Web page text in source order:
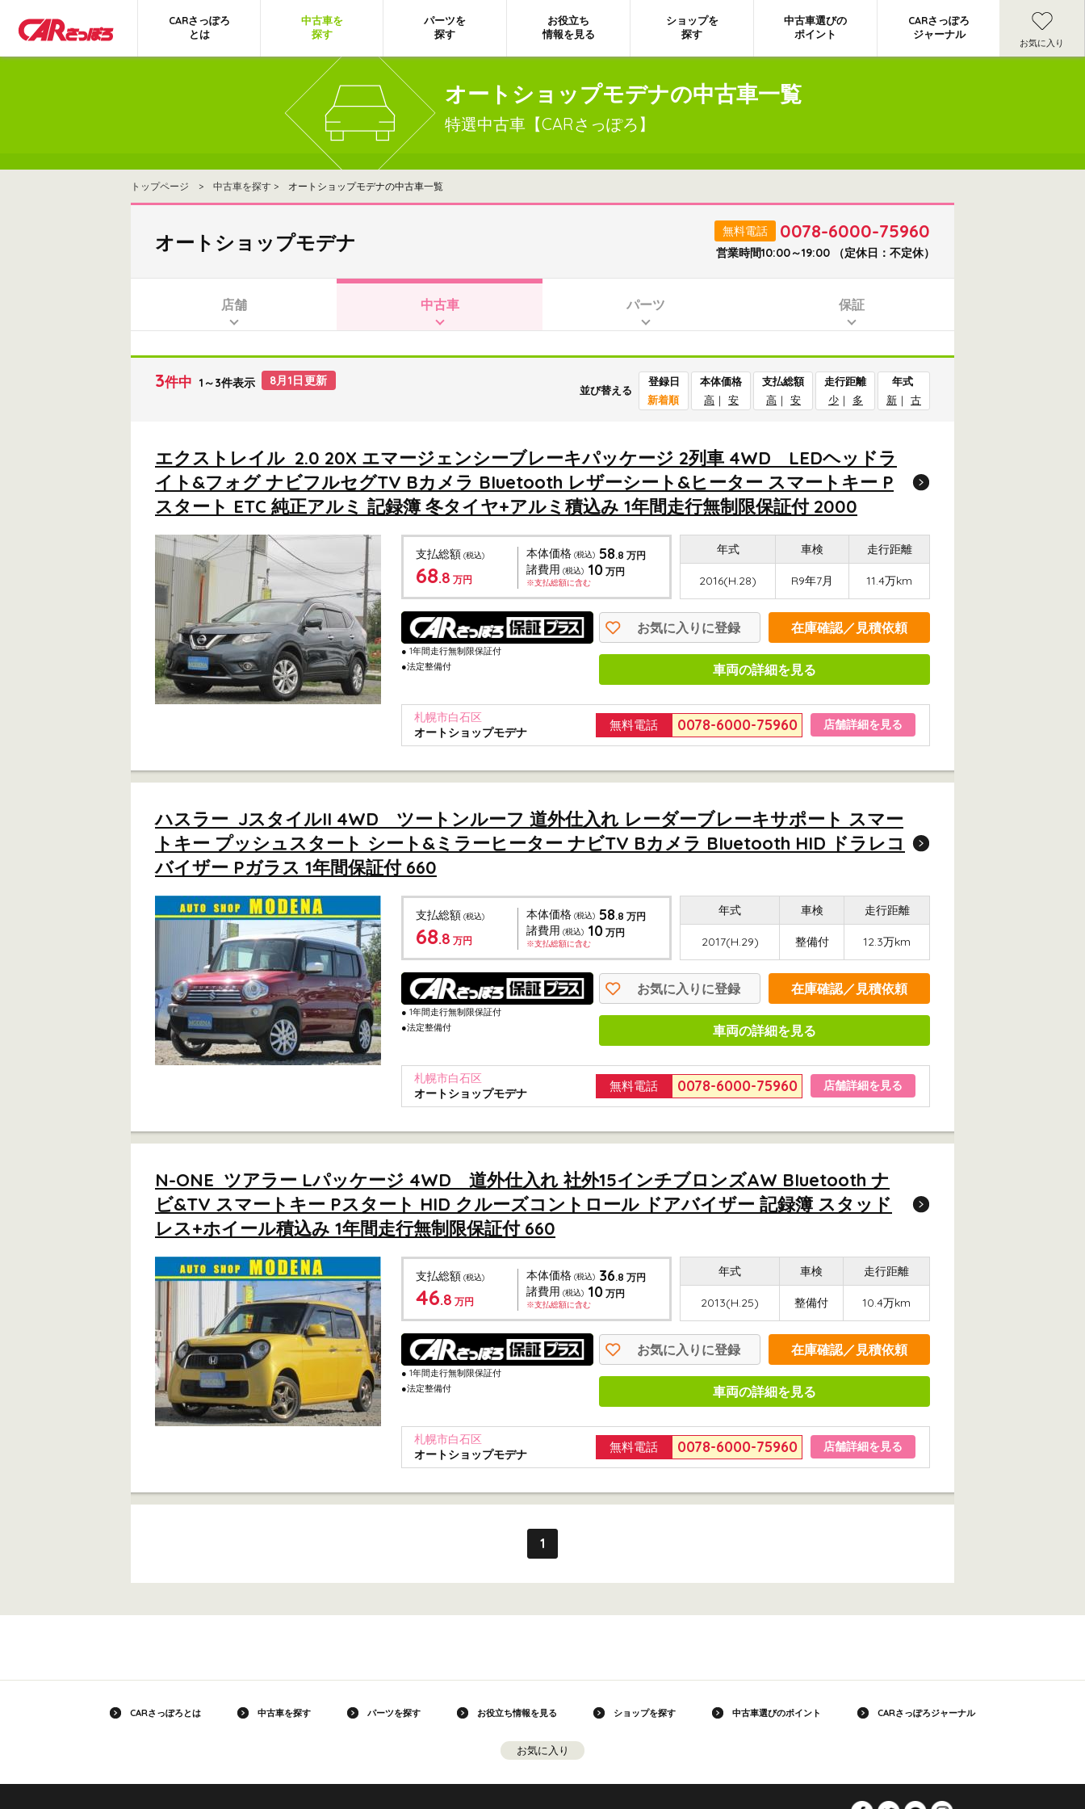
CARさっぽろ
とは
中古車を
探す
パーツを
探す
お役立ち
情報を見る
ショップを
探す
中古車選びの
ポイント
CARさっぽろ
ジャーナル
お気に入り
オートショップモデナの中古車一覧
特選中古車【CARさっぽろ】
トップページ > 中古車を探す > オートショップモデナの中古車一覧
オートショップモデナ 無料電話 0078-6000-75960
営業時間10:00～19:00 （定休日：不定休）
店舗 中古車 パーツ 保証
3件中 1～3件表示 8月1日更新
並び替える
登録日
新着順
本体価格
高 ｜ 安
支払総額
高 ｜ 安
走行距離
少 ｜ 多
年式
新 ｜ 古
エクストレイル 2.0 20X エマージェンシーブレーキパッケージ 2列車 4WD LEDヘッドラ
イト&フォグ ナビフルセグTV Bカメラ BIuetooth レザーシート&ヒーター スマートキー P
スタート ETC 純正アルミ 記録簿 冬タイヤ+アルミ積込み 1年間走行無制限保証付 2000
● 1年間走行無制限保証付
●法定整備付
支払総額 (税込)
68.8 万円
本体価格(税込) 58.8 万円
諸費用 (税込) 10万円
※支払総額に含む
年式 車検 走行距離
2016(H.28) R9年7月 11.4万km
お気に入りに登録 在庫確認／見積依頼
車両の詳細を見る
札幌市白石区
オートショップモデナ
無料電話 0078-6000-75960 店舗詳細を見る
ハスラー JスタイルII 4WD ツートンルーフ 道外仕入れ レーダーブレーキサポート スマー
トキー プッシュスタート シート&ミラーヒーター ナビTV Bカメラ BIuetooth HID ドラレコ
バイザー Pガラス 1年間保証付 660
● 1年間走行無制限保証付
●法定整備付
支払総額 (税込)
68.8 万円
本体価格(税込) 58.8 万円
諸費用 (税込) 10万円
※支払総額に含む
年式 車検 走行距離
2017(H.29) 整備付 12.3万km
お気に入りに登録 在庫確認／見積依頼
車両の詳細を見る
札幌市白石区
オートショップモデナ
無料電話 0078-6000-75960 店舗詳細を見る
N-ONE ツアラー Lパッケージ 4WD 道外仕入れ 社外15インチブロンズAW BIuetooth ナ
ビ&TV スマートキー Pスタート HID クルーズコントロール ドアバイザー 記録簿 スタッド
レス+ホイール積込み 1年間走行無制限保証付 660
● 1年間走行無制限保証付
●法定整備付
支払総額 (税込)
46.8 万円
本体価格(税込) 36.8 万円
諸費用 (税込) 10万円
※支払総額に含む
年式 車検 走行距離
2013(H.25) 整備付 10.4万km
お気に入りに登録 在庫確認／見積依頼
車両の詳細を見る
札幌市白石区
オートショップモデナ
無料電話 0078-6000-75960 店舗詳細を見る
1
CARさっぽろとは 中古車を探す パーツを探す お役立ち情報を見る ショップを探す 中古車選びのポイント CARさっぽろジャーナル
お気に入り